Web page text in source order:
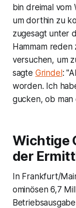
bin dreimal vom
um dorthin zu
zugesagt unter
Hammam
versuchen, um
sagte Grindel:
worden. Ich
gucken, ob man
Wichtige
der
In Frankfurt/
ominösen 6,7